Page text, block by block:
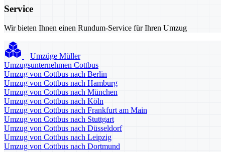
Service
Wir bieten Ihnen einen Rundum-Service für Ihren Umzug
Umzüge Müller
Umzugsunternehmen Cottbus
Umzug von Cottbus nach Berlin
Umzug von Cottbus nach Hamburg
Umzug von Cottbus nach München
Umzug von Cottbus nach Köln
Umzug von Cottbus nach Frankfurt am Main
Umzug von Cottbus nach Stuttgart
Umzug von Cottbus nach Düsseldorf
Umzug von Cottbus nach Leipzig
Umzug von Cottbus nach Dortmund